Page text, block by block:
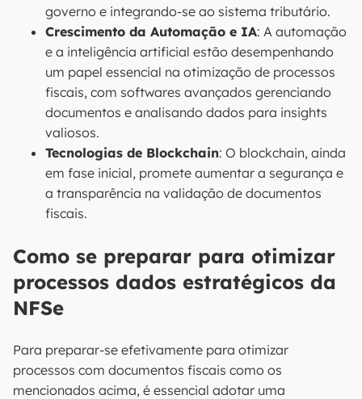
governo e integrando-se ao sistema tributário.
Crescimento da Automação e IA: A automação
e a inteligência artificial estão desempenhando
um papel essencial na otimização de processos
fiscais, com softwares avançados gerenciando
documentos e analisando dados para insights
valiosos.
Tecnologias de Blockchain: O blockchain, ainda
em fase inicial, promete aumentar a segurança e
a transparência na validação de documentos
fiscais.
Como se preparar para otimizar
processos dados estratégicos da
NFSe
Para preparar-se efetivamente para otimizar
processos com documentos fiscais como os
mencionados acima, é essencial adotar uma